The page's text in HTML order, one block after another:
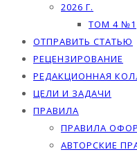
2026 Г.
ТОМ 4 №1
ОТПРАВИТЬ СТАТЬЮ
РЕЦЕНЗИРОВАНИЕ
РЕДАКЦИОННАЯ
ЦЕЛИ И ЗАДАЧИ
ПРАВИЛА
ПРАВИЛА
АВТОРСКИЕ